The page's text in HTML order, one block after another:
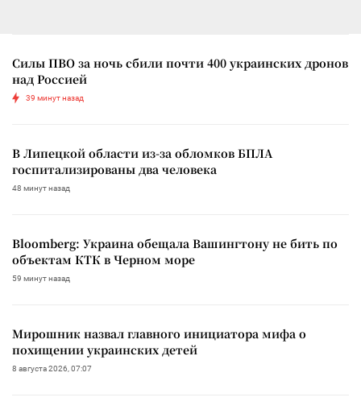
Силы ПВО за ночь сбили почти 400 украинских дронов
над Россией
39 минут назад
В Липецкой области из-за обломков БПЛА
госпитализированы два человека
48 минут назад
Bloomberg: Украина обещала Вашингтону не бить по
объектам КТК в Черном море
59 минут назад
Мирошник назвал главного инициатора мифа о
похищении украинских детей
8 августа 2026, 07:07